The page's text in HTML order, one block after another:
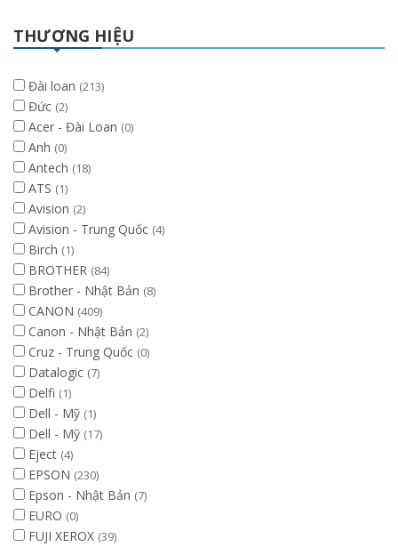
THƯƠNG HIỆU
Đài loan (213)
Đức (2)
Acer - Đài Loan (0)
Anh (0)
Antech (18)
ATS (1)
Avision (2)
Avision - Trung Quốc (4)
Birch (1)
BROTHER (84)
Brother - Nhật Bản (8)
CANON (409)
Canon - Nhật Bản (2)
Cruz - Trung Quốc (0)
Datalogic (7)
Delfi (1)
Dell - Mỹ (1)
Dell - Mỹ (17)
Eject (4)
EPSON (230)
Epson - Nhật Bản (7)
EURO (0)
FUJI XEROX (39)